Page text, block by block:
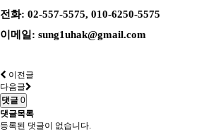
전화: 02-557-5575, 010-6250-5575
이메일: sung1uhak@gmail.com
이전글
다음글
댓글 0
댓글목록
등록된 댓글이 없습니다.